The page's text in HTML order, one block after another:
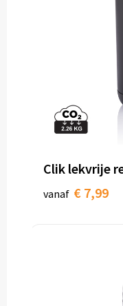
Clik lekvrije
vanaf € 7,99